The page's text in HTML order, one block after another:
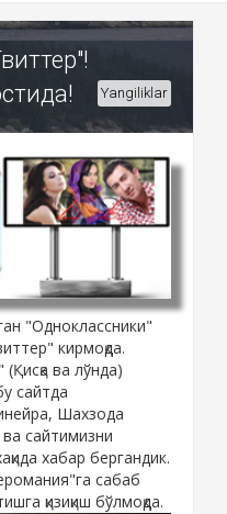
Yangiliklar
"Одноклассники"
кирмоқда.
ва лўнда)
сайтда
Шахзода
сайтимизни
хабар бергандик.
сабаб
қизиқиш бўлмоқда.